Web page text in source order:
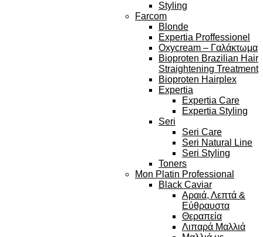
Styling
Farcom
Blonde
Expertia Proffessionel
Oxycream – Γαλάκτωμα
Bioproten Brazilian Hair
Straightening Treatment
Bioproten Hairplex
Expertia
Expertia Care
Expertia Styling
Seri
Seri Care
Seri Natural Line
Seri Styling
Toners
Mon Platin Professional
Black Caviar
Αραιά, Λεπτά &
Εύθραυστα
Θεραπεία
Λιπαρά Μαλλιά